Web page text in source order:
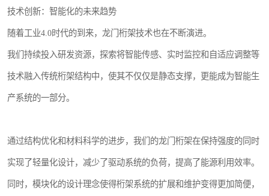
技术创新：智能化的未来趋势
随着工业4.0时代的到来，龙门桁架技术也在不断演进。
我们持续投入研发资源，探索将智能传感、实时监控和自适应调整等
技术融入传统桁架结构中，使其不仅仅是静态支撑，更能成为智能生
产系统的一部分。
通过结构优化和材料科学的进步，我们的龙门桁架在保持强度的同时
实现了轻量化设计，减少了驱动系统的负荷，提高了能源利用效率。
同时，模块化的设计理念使得桁架系统的扩展和维护变得更加简便，